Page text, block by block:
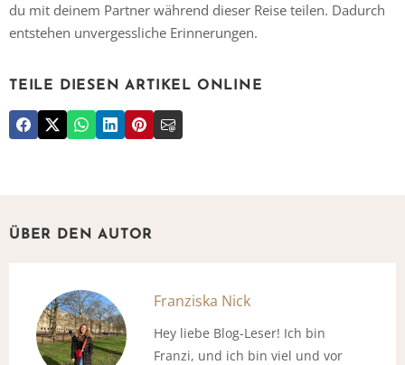
du mit deinem Partner während dieser Reise teilen. Dadurch
entstehen unvergessliche Erinnerungen.
TEILE DIESEN ARTIKEL ONLINE
ÜBER DEN AUTOR
Franziska Nick
Hey liebe Blog-Leser! Ich bin
Franzi, und ich bin viel und vor
Vielen Dank für das Abonnieren unseres Newsletters.